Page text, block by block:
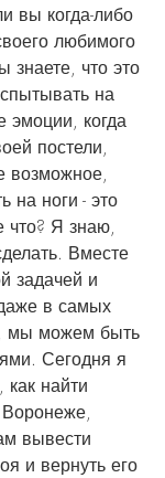
вы когда-либо
любимого
знаете, что это
на
эмоции, когда
постели,
возможное,
на ноги - это
что? Я знаю,
Вместе
задачей и
в самых
мы можем быть
Сегодня я
найти
вывести
и вернуть его